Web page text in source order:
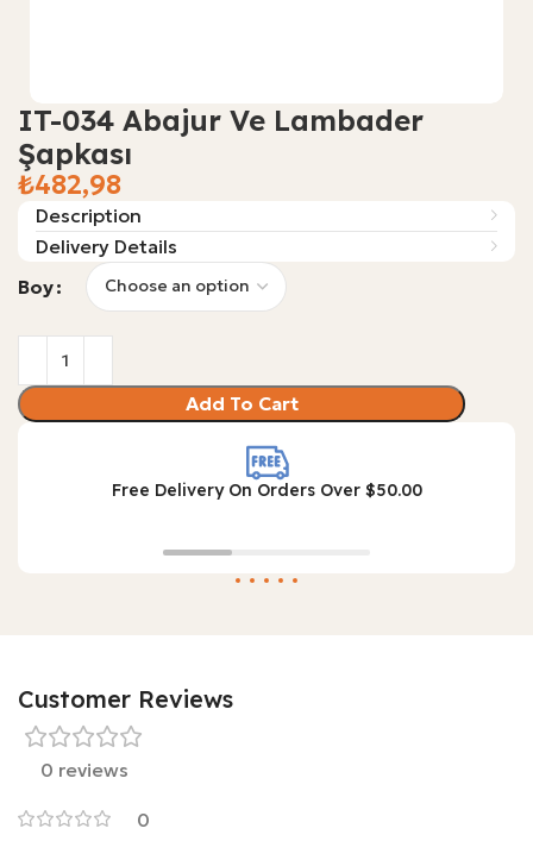
IT-034 Abajur Ve Lambader
Şapkası
₺
Description
Delivery Details
Boy
Add To Cart
Free Delivery On Orders Over $50.00
Customer Reviews
0 reviews
0